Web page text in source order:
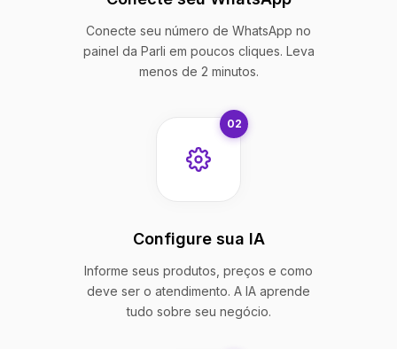
Conecte seu número de WhatsApp no
painel da Parli em poucos cliques. Leva
menos de 2 minutos.
02
Configure sua IA
Informe seus produtos, preços e como
deve ser o atendimento. A IA aprende
tudo sobre seu negócio.